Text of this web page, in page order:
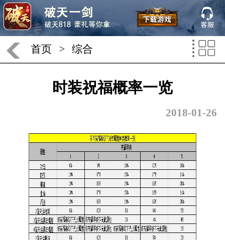
首页 > 综合
时装祝福概率一览
2018-01-26